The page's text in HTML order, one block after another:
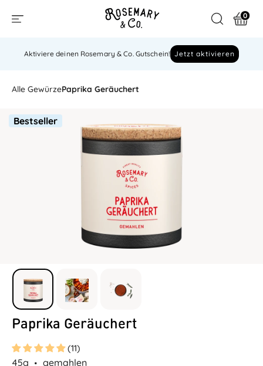
0
Aktiviere deinen Rosemary & Co. Gutschein! Jetzt aktivieren
Alle GewürzePaprika Geräuchert
Bestseller
Paprika Geräuchert
(11)
45g gemahlen